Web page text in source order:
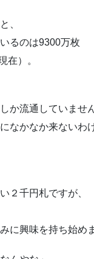
、
るのは9300万枚
在）。
か流通していません
なかなか来ないわ
２千円札ですが、
に興味を持ち始め